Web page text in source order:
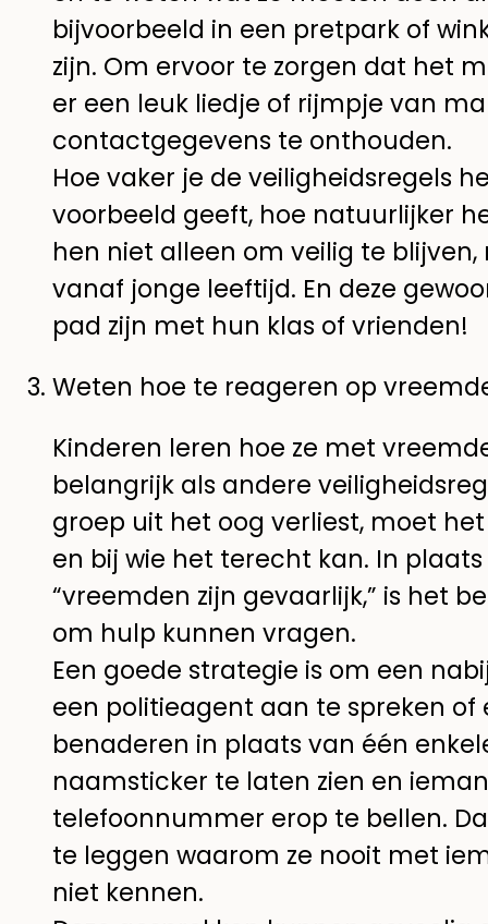
bijvoorbeeld in een pretpark of
zijn. Om ervoor te zorgen dat het
er een leuk liedje of rijmpje van
contactgegevens te onthouden.
Hoe vaker je de veiligheidsregels
voorbeeld geeft, hoe natuurlijker
hen niet alleen om veilig te
vanaf jonge leeftijd. En deze
pad zijn met hun klas of vrienden!
Weten hoe te reageren op
Kinderen leren hoe ze met
belangrijk als andere
groep uit het oog verliest, moet
en bij wie het terecht kan. In
“vreemden zijn gevaarlijk,” is het
om hulp kunnen vragen.
Een goede strategie is om een
een politieagent aan te spreken
benaderen in plaats van één
naamsticker te laten zien en
telefoonnummer erop te bellen.
te leggen waarom ze nooit met
niet kennen.